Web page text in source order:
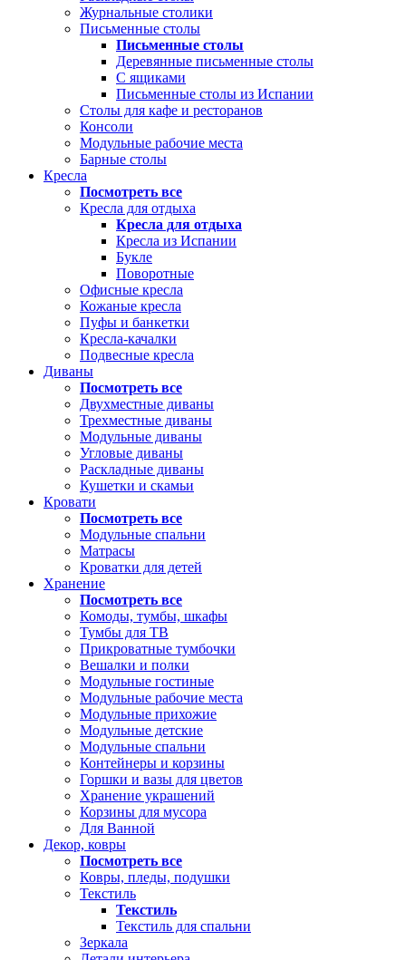
Журнальные столики
Письменные столы
Письменные столы
Деревянные письменные столы
С ящиками
Письменные столы из Испании
Столы для кафе и ресторанов
Консоли
Модульные рабочие места
Барные столы
Кресла
Посмотреть все
Кресла для отдыха
Кресла для отдыха
Кресла из Испании
Букле
Поворотные
Офисные кресла
Кожаные кресла
Пуфы и банкетки
Кресла-качалки
Подвесные кресла
Диваны
Посмотреть все
Двухместные диваны
Трехместные диваны
Модульные диваны
Угловые диваны
Раскладные диваны
Кушетки и скамьи
Кровати
Посмотреть все
Модульные спальни
Матрасы
Кроватки для детей
Хранение
Посмотреть все
Комоды, тумбы, шкафы
Тумбы для ТВ
Прикроватные тумбочки
Вешалки и полки
Модульные гостиные
Модульные рабочие места
Модульные прихожие
Модульные детские
Модульные спальни
Контейнеры и корзины
Горшки и вазы для цветов
Хранение украшений
Корзины для мусора
Для Ванной
Декор, ковры
Посмотреть все
Ковры, пледы, подушки
Текстиль
Текстиль
Текстиль для спальни
Зеркала